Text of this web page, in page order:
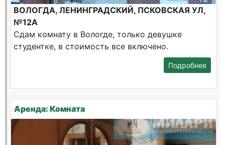
ВОЛОГДА, ЛЕНИНГРАДСКИЙ, ПСКОВСКАЯ УЛ,
№12А
Сдам комнату в Вологде, только девушке
студентке, в стоимость все включено.
Подробнее
Аренда: Комната